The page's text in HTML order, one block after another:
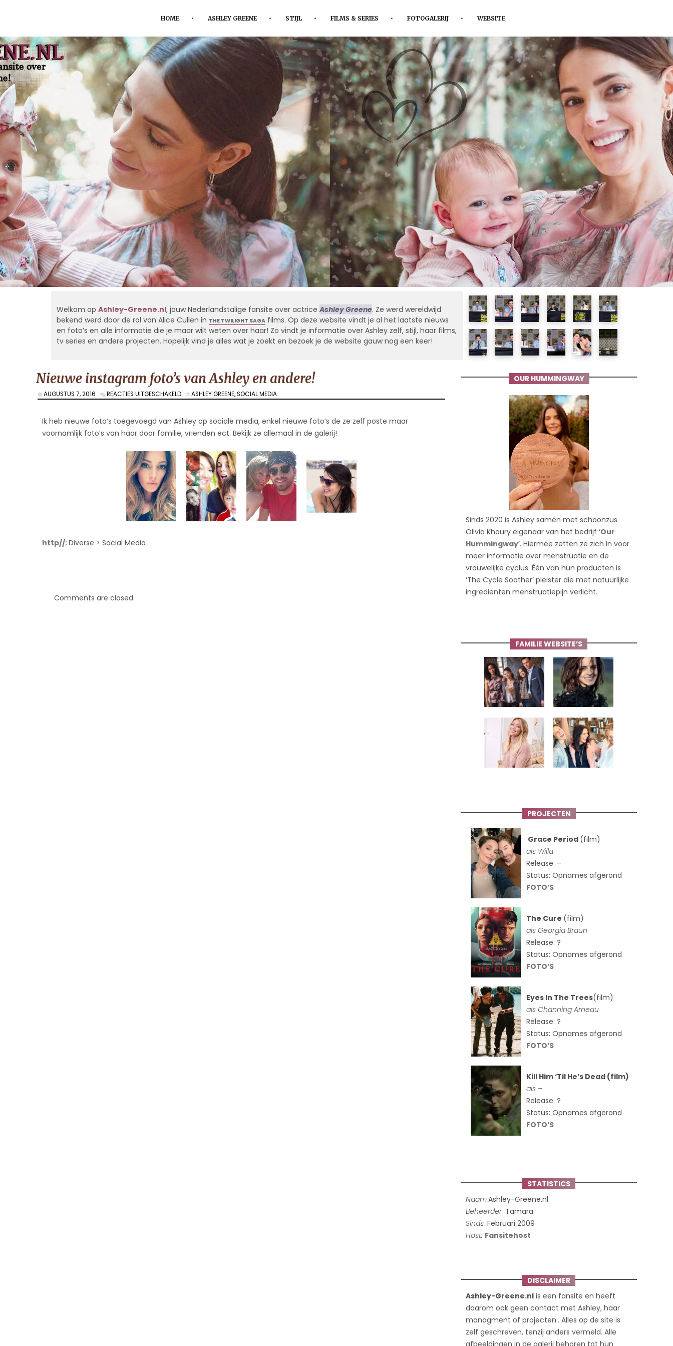
HOME ASHLEY GREENE STIJL FILMS & SERIES FOTOGALERIJ WEBSITE
Welkom op Ashley-Greene.nl, jouw Nederlandstalige fansite over actriceAshley Greene. Ze werd wereldwijd
bekend werd door de rol van Alice Cullen in THE TWILIGHT SAGAfilms. Op deze website vindt je al het laatste nieuws
en foto’s en alle informatie die je maar wilt weten over haar! Zo vindt je informatie over Ashley zelf, stijl, haar films,
tv series en andere projecten. Hopelijk vind je alles wat je zoekt en bezoek je de website gauw nog een keer!
OUR HUMMINGWAY
Sinds 2020 is Ashley samen met schoonzus
Olivia Khoury eigenaar van het bedrijf ‘Our
Hummingway‘. Hiermee zetten ze zich in voor
meer informatie over menstruatie en de
vrouwelijke cyclus. Één van hun producten is
‘The Cycle Soother’ pleister die met natuurlijke
ingrediënten menstruatiepijn verlicht.
FAMILIE WEBSITE’S
PROJECTEN
Grace Period (film)
als Willa
Release: –
Status: Opnames afgerond
FOTO’S
The Cure (film)
alsGeorgia Braun
Release: ?
Status: Opnames afgerond
FOTO’S
Eyes In The Trees(film)
als Channing Arneau
Release: ?
Status: Opnames afgerond
FOTO’S
Kill Him ‘Til He’s Dead (film)
als –
Release: ?
Status: Opnames afgerond
FOTO’S
STATISTICS
Naam:Ashley-Greene.nl
Beheerder: Tamara
Sinds: Februari 2009
Host: Fansitehost
DISCLAIMER
Ashley-Greene.nl is een fansite en heeft
daarom ook geen contact met Ashley, haar
managment of projecten.. Alles op de site is
zelf geschreven, tenzij anders vermeld. Alle
afbeeldingen in de galerij behoren tot hun
Nieuwe instagram foto’s van Ashley en andere!
AUGUSTUS 7, 2016 REACTIES UITGESCHAKELDVOOR
NIEUWE
FOTO’S
ASHLEY
ANDERE!
ASHLEY GREENE,SOCIAL MEDIA
Ik heb nieuwe foto’s toegevoegd van Ashley op sociale media, enkel nieuwe foto’s de ze zelf poste maar
voornamlijk foto’s van haar door familie, vrienden ect. Bekijk ze allemaal in de galerij!
http//:Diverse > Social Media
Comments are closed.